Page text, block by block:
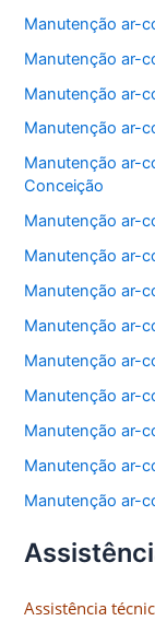
Manutenção ar-
Manutenção ar-
Manutenção ar-
Manutenção ar-
Manutenção ar-
Conceição
Manutenção ar-
Manutenção ar-
Manutenção ar-
Manutenção ar-
Manutenção ar-
Manutenção ar-
Manutenção ar-
Manutenção ar-
Manutenção ar-
Assistência